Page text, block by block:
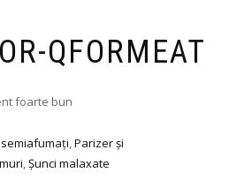
QFORMEAT
foarte bun
,Parizer și
,Șunci malaxate